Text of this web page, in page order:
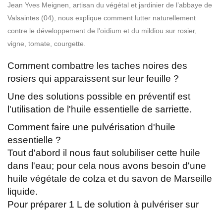
Jean Yves Meignen, artisan du végétal et jardinier de l’abbaye de
Valsaintes (04), nous explique comment lutter naturellement
contre le développement de l'oïdium et du mildiou sur rosier,
vigne, tomate, courgette.
Comment combattre les taches noires des
rosiers qui apparaissent sur leur feuille ?
Une des solutions possible en préventif est
l'utilisation de l'huile essentielle de sarriette.
Comment faire une pulvérisation d'huile
essentielle ?
Tout d'abord il nous faut solubiliser cette huile
dans l'eau; pour cela nous avons besoin d'une
huile végétale de colza et du savon de Marseille
liquide.
Pour préparer 1 L de solution à pulvériser sur